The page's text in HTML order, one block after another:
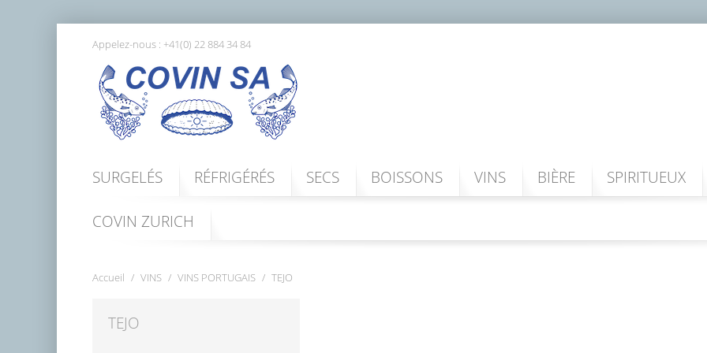
Appelez-nous : +41(0) 22 884 34 84
SURGELÉS RÉFRIGÉRÉS SECS BOISSONS VINS BIÈRE SPIRITUEUX
COVIN ZURICH
Accueil VINS VINS PORTUGAIS TEJO
TEJO